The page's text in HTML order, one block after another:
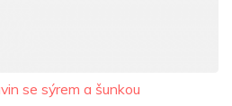
se sýrem a šunkou